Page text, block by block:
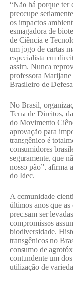
“Não há porque ter
preocupe
os impactos
esmagadora de
de Ciência e
um jogo de cartas
especialista em
assim. Nunca
professora
Brasileiro de
No Brasil,
Terra de Direitos,
do Movimento
aprovação para
transgênico é
consumidores
seguramente, que
nosso pão”, afirma
do Idec.
A comunidade
últimos anos que as
precisam ser
compromissos
biodiversidade.
transgênicos no
consumo de
contundente um
utilização de